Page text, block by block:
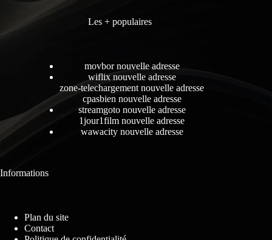
Les + populaires
movbor nouvelle adresse
wiflix nouvelle adresse
zone-telechargement nouvelle adresse
cpasbien nouvelle adresse
streamgoto nouvelle adresse
1jour1film nouvelle adresse
wawacity nouvelle adresse
Informations
Plan du site
Contact